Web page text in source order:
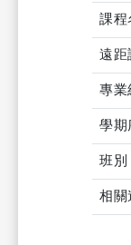
課程
遠距
專業
學期
班別
相關